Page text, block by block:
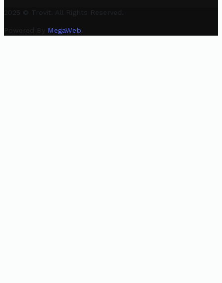
2025 © Trovit. All Rights Reserved.
Powered By MegaWeb